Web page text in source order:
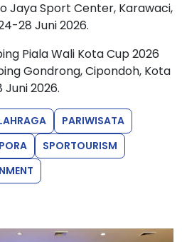
Jaya Sport Center, Karawaci,
28 Juni 2026.
Piala Wali Kota Cup 2026
Gondrong, Cipondoh, Kota
2026.
PARIWISATA
SPORTOURISM